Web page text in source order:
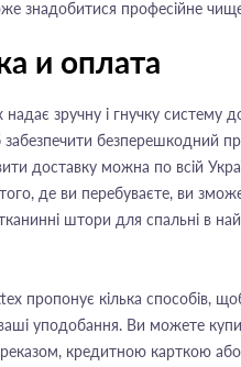
знадобитися професійне
и оплата
зручну і гнучку систему
безперешкодний
доставку можна по всій
де ви перебуваєте, ви
штори для спальні в
пропонує кілька способів,
уподобання. Ви можете
кредитною карткою або